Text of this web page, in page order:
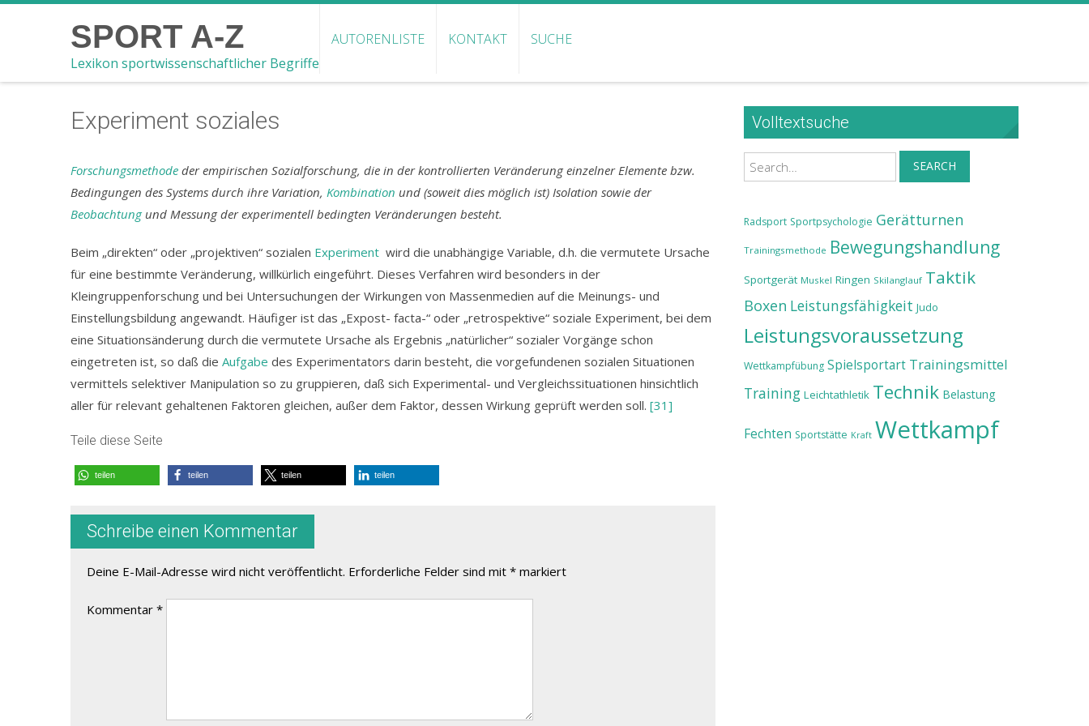
SPORT A-Z
Lexikon sportwissenschaftlicher Begriffe
AUTORENLISTE KONTAKT SUCHE
Experiment soziales
Forschungsmethode der empirischen Sozialforschung, die in der kontrollierten Veränderung einzelner Elemente bzw.
Bedingungen des Systems durch ihre Variation, Kombination und (soweit dies möglich ist) Isolation sowie der
Beobachtungund Messung der experimentell bedingten Veränderungen besteht.
Beim „direkten“ oder „projektiven“ sozialen Experiment wird die unabhängige Variable, d.h. die vermutete Ursache
für eine bestimmte Veränderung, willkürlich eingeführt. Dieses Verfahren wird besonders in der
Kleingruppenforschung und bei Untersuchungen der Wirkungen von Massenmedien auf die Meinungs- und
Einstellungsbildung angewandt. Häufiger ist das „Expost- facta-“ oder „retrospektive“ soziale Experiment, bei dem
eine Situationsänderung durch die vermutete Ursache als Ergebnis „natürlicher“ sozialer Vorgänge schon
eingetreten ist, so daß die Aufgabe des Experimentators darin besteht, die vorgefundenen sozialen Situationen
vermittels selektiver Manipulation so zu gruppieren, daß sich Experimental- und Vergleichssituationen hinsichtlich
aller für relevant gehaltenen Faktoren gleichen, außer dem Faktor, dessen Wirkung geprüft werden soll. [31]
Teile diese Seite
teilen teilen teilen teilen
Schreibe einen Kommentar
Deine E-Mail-Adresse wird nicht veröffentlicht. Erforderliche Felder sind mit * markiert
Kommentar *
Volltextsuche
Search SEARCH
Radsport Sportpsychologie Gerätturnen
Trainingsmethode Bewegungshandlung
Sportgerät Muskel Ringen Skilanglauf Taktik
Boxen Leistungsfähigkeit Judo
Leistungsvoraussetzung
Wettkampfübung Spielsportart Trainingsmittel
Training Leichtathletik Technik Belastung
Fechten Sportstätte Kraft Wettkampf